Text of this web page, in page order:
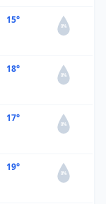
15°
0%
18°
0%
17°
0%
19°
0%